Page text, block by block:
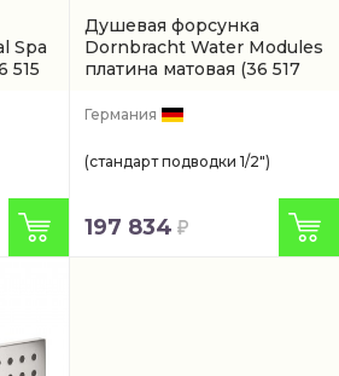
Spa
515
Душевая форсунка
Dornbracht Water Modules
платина матовая (36 517
Германия
(стандарт подводки 1/2")
197 834